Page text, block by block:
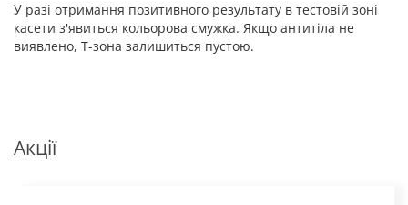
У разі отримання позитивного результату в тестовій зоні
касети з'явиться кольорова смужка. Якщо антитіла не
виявлено, Т-зона залишиться пустою.
Акції